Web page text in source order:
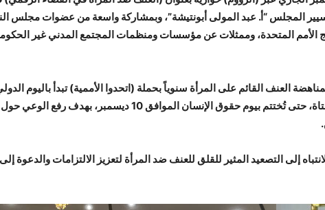
المجلس “أ. عبد المولى أبونتيشة”، وبمشاركة واسعة من عضوات مجلس
الأمم المتحدة، وممثلات عن مؤسسات ومنظمات المجتمع المدني غير
العنف القائم على المرأة سنوياً بحملة (اتحدوا الأممية) تبدأ باليوم
ضد المرأة في 25 نوفمبر ويستمر فيها النشاط لمناهضة العنف ضد المرأة والفتاة، حتى تُختتم بيوم حقوق
إلى التصعيد المثير للقلق للعنف ضد المرأة لتعزيز الالتزامات والدعوة